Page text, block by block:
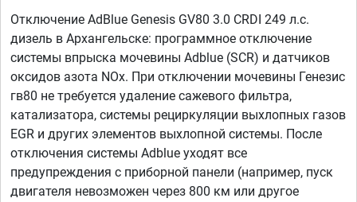
Отключение AdBlue Genesis GV80 3.0 CRDI 249 л.с.
дизель в Архангельске: программное отключение
системы впрыска мочевины Adblue (SCR) и датчиков
оксидов азота NOx. При отключении мочевины Генезис
гв80 не требуется удаление сажевого фильтра,
катализатора, системы рециркуляции выхлопных газов
EGR и других элементов выхлопной системы. После
отключения системы Adblue уходят все
предупреждения с приборной панели (например, пуск
двигателя невозможен через 800 км или другое